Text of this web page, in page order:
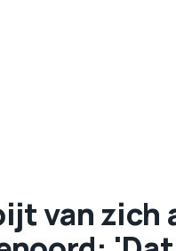
van zich